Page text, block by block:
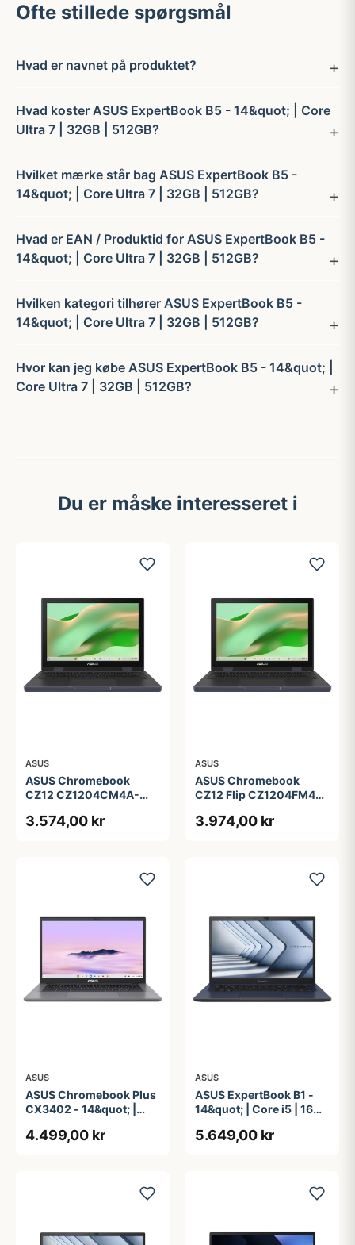
Ofte stillede spørgsmål
Hvad er navnet på produktet?
Hvad koster ASUS ExpertBook B5 - 14&quot; | Core
Ultra 7 | 32GB | 512GB?
Hvilket mærke står bag ASUS ExpertBook B5 -
14&quot; | Core Ultra 7 | 32GB | 512GB?
Hvad er EAN / Produktid for ASUS ExpertBook B5 -
14&quot; | Core Ultra 7 | 32GB | 512GB?
Hvilken kategori tilhører ASUS ExpertBook B5 -
14&quot; | Core Ultra 7 | 32GB | 512GB?
Hvor kan jeg købe ASUS ExpertBook B5 - 14&quot; |
Core Ultra 7 | 32GB | 512GB?
Du er måske interesseret i
ASUS
ASUS Chromebook
CZ12 CZ1204CM4A-
MediaTek Kompanio 540
3.574,00 kr
ASUS
ASUS Chromebook
CZ12 Flip CZ1204FM4A-
MediaTek Kompanio 540
3.974,00 kr
ASUS
ASUS Chromebook Plus
CX3402 - 14&quot; |
4.499,00 kr
ASUS
ASUS ExpertBook B1 -
14&quot; | Core i5 | 16GB
5.649,00 kr